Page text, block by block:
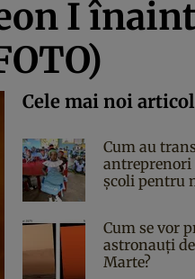
I
Cele mai noi
Cum au
antreprenori
școli pentru
Cum se vor
astronauți
Marte?